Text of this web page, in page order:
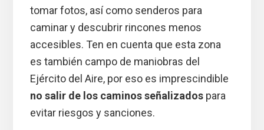
tomar fotos, así como senderos para
caminar y descubrir rincones menos
accesibles. Ten en cuenta que esta zona
es también campo de maniobras del
Ejército del Aire, por eso es imprescindible
no salir de los caminos señalizadospara
evitar riesgos y sanciones.